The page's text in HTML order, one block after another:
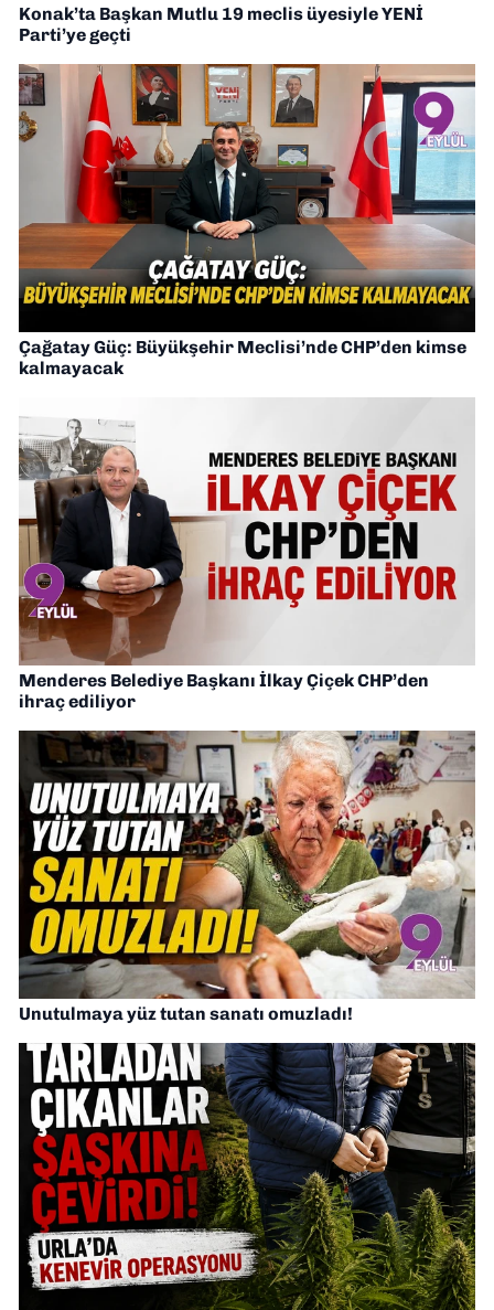
Konak’ta Başkan Mutlu 19 meclis üyesiyle YENİ
Parti’ye geçti
Çağatay Güç: Büyükşehir Meclisi’nde CHP’den kimse
kalmayacak
Menderes Belediye Başkanı İlkay Çiçek CHP’den
ihraç ediliyor
Unutulmaya yüz tutan sanatı omuzladı!